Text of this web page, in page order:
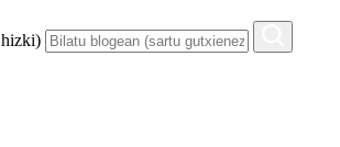
hizki)